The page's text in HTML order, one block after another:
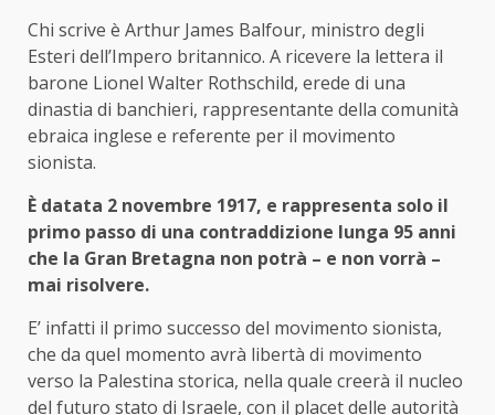
Chi scrive è Arthur James Balfour, ministro degli
Esteri dell’Impero britannico. A ricevere la lettera il
barone Lionel Walter Rothschild, erede di una
dinastia di banchieri, rappresentante della comunità
ebraica inglese e referente per il movimento
sionista.
È datata 2 novembre 1917, e rappresenta solo il
primo passo di una contraddizione lunga 95 anni
che la Gran Bretagna non potrà – e non vorrà –
mai risolvere.
E’ infatti il primo successo del movimento sionista,
che da quel momento avrà libertà di movimento
verso la Palestina storica, nella quale creerà il nucleo
del futuro stato di Israele, con il placet delle autorità